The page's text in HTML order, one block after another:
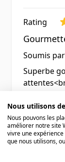
Rating
Soumis par
Superbe
Rating
Nous utilisons
Nous pouvons les
améliorer notre site
vivre une
que nous utilisons,